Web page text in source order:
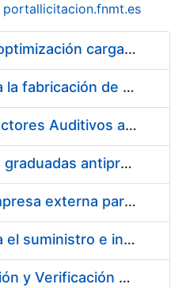
portallicitacion.fnmt.es
Pliego condiciones optimización cargas compras firmado
Acuerdo marco para la fabricación de piezas
Suministro de Protectores Auditivos a medida para las personas trabajadoras de los Centros de Trabajo de Madrid y Burgos
Suministro de gafas graduadas antiproyecciones para los trabajadores de la FNMT-RCM en los centros de trabajo de Madrid y Burgos
Servicios de una empresa externa para el asesoramiento y resolución de los recursos de alzada que se presentan relacionados con procesos de selección para la FNMT-RCM
Acuerdo marco para el suministro e instalación de persianas, estores y otros complementos
Servicio de Calibración y Verificación Externa de los Equipos de Medición del Servicio de Prevención de la FNMT-RCM